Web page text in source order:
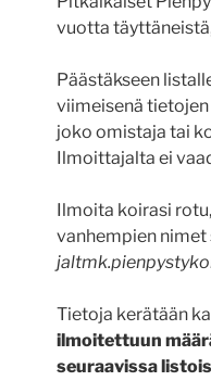
vuotta
Päästäkseen
viimeisenä
joko omistaja tai
Ilmoittajalta ei
Ilmoita koirasi
vanhempien
Tietoja kerätään
ilmoitettuun
seuraavissa